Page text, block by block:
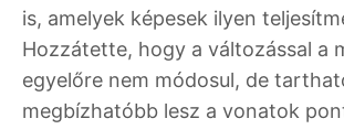
is, amelyek képesek ilyen
Hozzátette, hogy a változással a
egyelőre nem módosul, de
megbízhatóbb lesz a vonatok